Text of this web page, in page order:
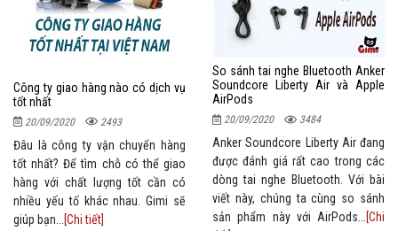
Công ty giao hàng nào có dịch vụ
tốt nhất
20/09/2020 2493
Đâu là công ty vận chuyển hàng
tốt nhất? Để tìm chỗ có thể giao
hàng với chất lượng tốt cần có
nhiều yếu tố khác nhau. Gimi sẽ
giúp bạn...
[Chi tiết]
So sánh tai nghe Bluetooth Anker
Soundcore Liberty Air và Apple
AirPods
20/09/2020 3484
Anker Soundcore Liberty Air đang
được đánh giá rất cao trong các
dòng tai nghe Bluetooth. Với bài
viết này, chúng ta cùng so sánh
sản phẩm này với AirPods...
[Chi